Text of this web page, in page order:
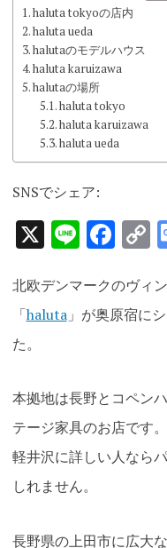
haluta tokyoの店内
haluta ueda
halutaのモデルハウス
haluta karuizawa
halutaの場所
haluta tokyo
haluta karuizawa
haluta ueda
SNSでシェア:
X Line
北欧デンマークのヴィ
「haluta」が奥原宿に
た。
本拠地は長野とコペン
テージ家具のお店です。
軽井沢に詳しい人なら
しれません。
長野県の上田市に広大